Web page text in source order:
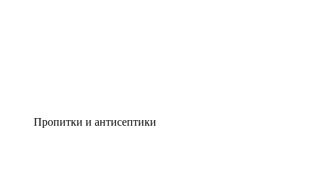
Пропитки и антисептики